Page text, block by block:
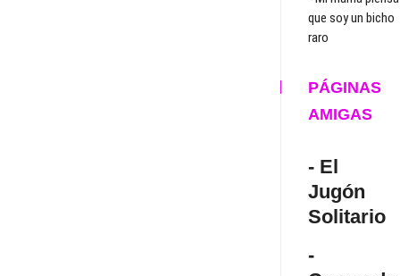
que soy un bicho
raro
PÁGINAS
AMIGAS
- El
Jugón
Solitario
-